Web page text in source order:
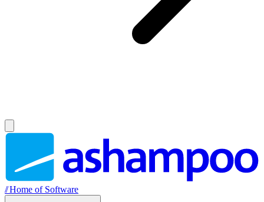
//Home of Software